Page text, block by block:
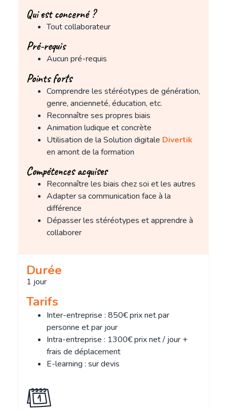
Qui est concerné ?
Tout collaborateur
Pré-requis
Aucun pré-requis
Points forts
Comprendre les stéréotypes de génération,
genre, ancienneté, éducation, etc.
Reconnaître ses propres biais
Animation ludique et concrète
Utilisation de la Solution digitale Divertik
en amont de la formation
Compétences acquises
Reconnaître les biais chez soi et les autres
Adapter sa communication face à la
différence
Dépasser les stéréotypes et apprendre à
collaborer
Durée
1 jour
Tarifs
Inter-entreprise : 850€ prix net par
personne et par jour
Intra-entreprise : 1300€ prix net / jour +
frais de déplacement
E-learning : sur devis